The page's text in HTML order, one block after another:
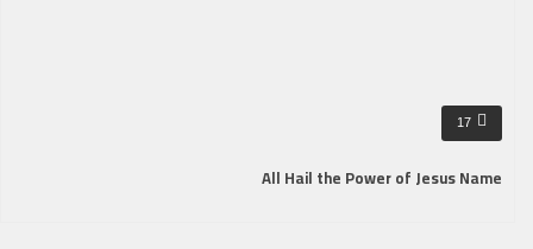
17
All Hail the Power of Jesus Name